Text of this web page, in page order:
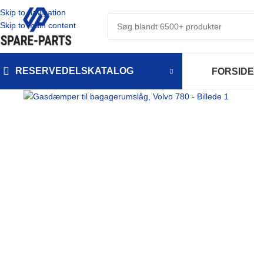
Skip to navigation
Skip to main content
RESERVEDELSKATALOG FORSIDE